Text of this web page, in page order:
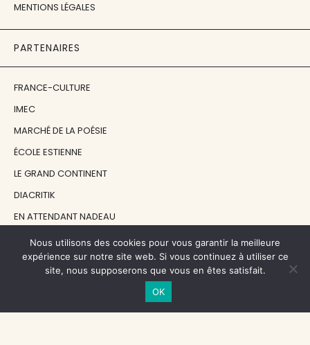
MENTIONS LÉGALES
PARTENAIRES
FRANCE-CULTURE
IMEC
MARCHÉ DE LA POÉSIE
ÉCOLE ESTIENNE
LE GRAND CONTINENT
DIACRITIK
EN ATTENDANT NADEAU
NOS SOUTIENS
Nous utilisons des cookies pour vous garantir la meilleure
expérience sur notre site web. Si vous continuez à utiliser ce
site, nous supposerons que vous en êtes satisfait.
OK